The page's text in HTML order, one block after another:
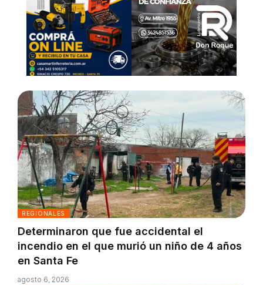
REGIONALES
Determinaron que fue accidental el
incendio en el que murió un niño de 4 años
en Santa Fe
agosto 6, 2026